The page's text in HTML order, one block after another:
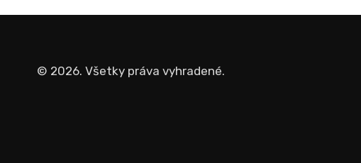
© 2026. Všetky práva vyhradené.